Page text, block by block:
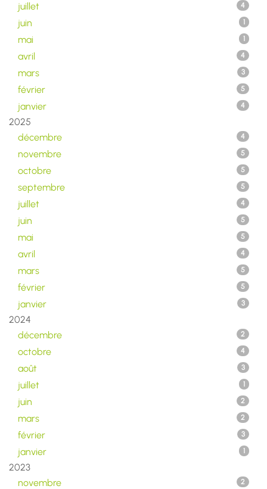
juillet
4
juin 1
mai 1
avril 4
mars 3
février 5
janvier 4
2025
décembre
4
novembre 5
octobre 5
septembre 5
juillet 4
juin 5
mai 5
avril 4
mars 5
février 5
janvier 3
2024
décembre
2
octobre 4
août 3
juillet 1
juin 2
mars 2
février 3
janvier 1
2023
novembre
2